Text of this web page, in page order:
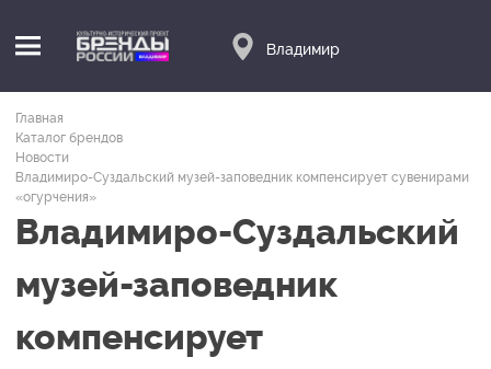
Владимир
Главная
Каталог брендов
Новости
Владимиро-Суздальский музей-заповедник компенсирует сувенирами
«огурчения»
Владимиро-Суздальский
музей-заповедник
компенсирует